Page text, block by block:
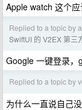
Apple watch 这个
Replied to a topic by
SwiftUI 的 V2EX 第三
Google 一键登录，
Replied to a topic by
为什么一直说自己